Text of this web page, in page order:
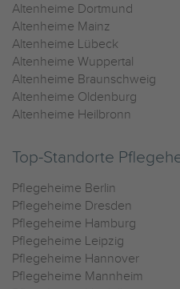
Altenheime Dortmund
Altenheime Mainz
Altenheime Lübeck
Altenheime Wuppertal
Altenheime Braunschweig
Altenheime Oldenburg
Altenheime Heilbronn
Top-Standorte
Pflegeheime Berlin
Pflegeheime Dresden
Pflegeheime Hamburg
Pflegeheime Leipzig
Pflegeheime Hannover
Pflegeheime Mannheim